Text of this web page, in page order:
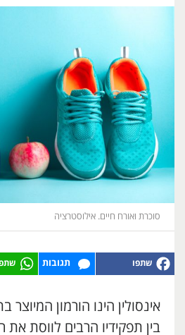
סוכרת ואורח חיים. אילוסטרציה
תגובות
אינסולין הינו הורמון
בין תפקידיו הרבים לווסת